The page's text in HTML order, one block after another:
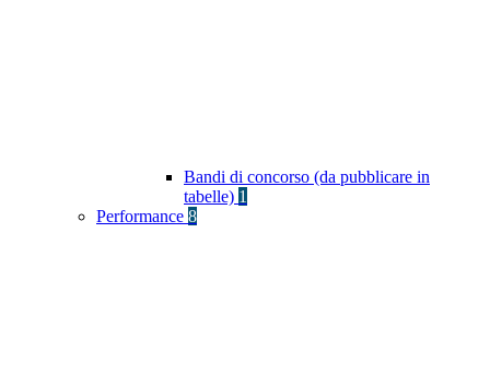
Bandi di concorso (da pubblicare in
tabelle) 1
Performance 8